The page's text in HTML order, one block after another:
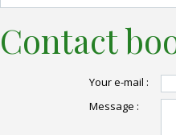
Contact
Your e-mail :
Message :